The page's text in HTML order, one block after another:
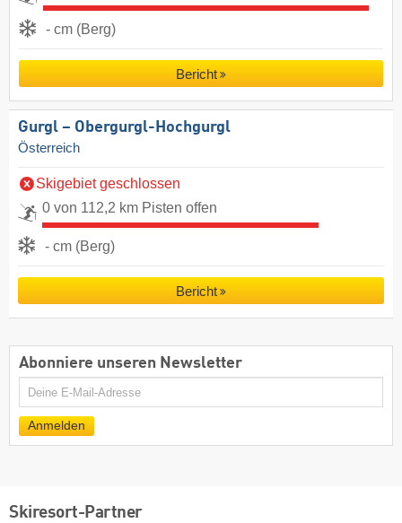
- cm (Berg)
Bericht
Gurgl – Obergurgl-Hochgurgl
Österreich
Skigebiet geschlossen
0 von 112,2 km Pisten offen
- cm (Berg)
Bericht
Abonniere unseren Newsletter
E-
Mail
Anmelden
Skiresort-Partner